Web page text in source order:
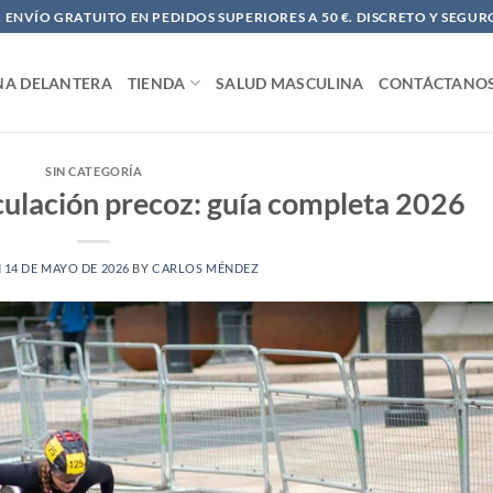
GRATUITO EN PEDIDOS SUPERIORES A 50 €. DISCRETO Y
DELANTERA TIENDA SALUD MASCULINA
SIN CATEGORÍA
precoz: guía completa 2026
14 DE MAYO DE 2026 BYCARLOS MÉNDEZ